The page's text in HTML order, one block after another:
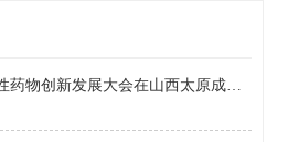
2026年放射性药物创新发展大会在山西太原成功举行